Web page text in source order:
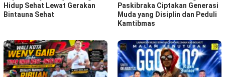
Hidup Sehat Lewat Gerakan
Bintauna Sehat
Paskibraka Ciptakan Generasi
Muda yang Disiplin dan Peduli
Kamtibmas